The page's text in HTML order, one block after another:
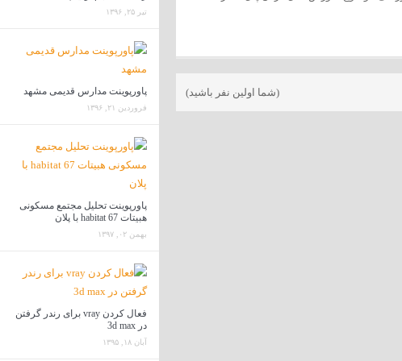
(شما اولین نفر باشید)
تیر ۲۵, ۱۳۹۶
پاورپوینت مدارس قدیمی مشهد
فروردین ۲۱, ۱۳۹۶
پاورپوینت تحلیل مجتمع مسکونی
هبیتات habitat 67 با پلان
بهمن ۰۲, ۱۳۹۷
فعال کردن vray برای رندر گرفتن
در 3d max
آبان ۱۸, ۱۳۹۵